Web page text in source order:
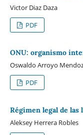
Victor Diaz Daza
PDF
ONU: organismo
Oswaldo Arroyo
PDF
Régimen legal de
Aleksey Herrera Robles